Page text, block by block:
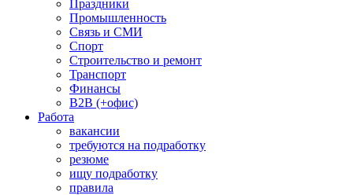
Праздники
Промышленность
Связь и СМИ
Спорт
Строительство и ремонт
Транспорт
Финансы
B2B (+офис)
Работа
вакансии
требуются на подработку
резюме
ищу подработку
правила